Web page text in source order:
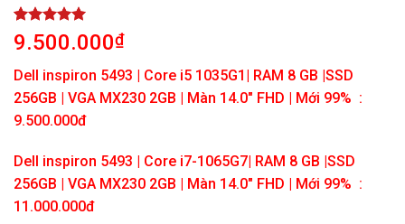
Rated5.00
out of 5
1
customer
rating
9.500.000₫
Dell inspiron 5493 | Core i5 1035G1| RAM 8 GB |SSD
256GB | VGA MX230 2GB | Màn 14.0″ FHD | Mới 99% :
9.500.000đ
Dell inspiron 5493 | Core i7-1065G7| RAM 8 GB |SSD
256GB | VGA MX230 2GB | Màn 14.0″ FHD | Mới 99% :
11.000.000đ